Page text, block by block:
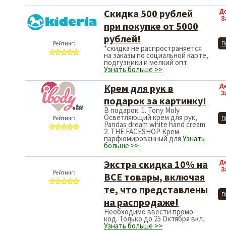
Рейтинг:
Скидка 500 рублей
при покупке от 5000
рублей!
*скидка не распространяется
на заказы по социальной карте,
подгузники и мелкий опт.
Узнать больше >>
Рейтинг:
Крем для рук в
подарок за картинку!
В подарок: 1. Tony Moly
Осветляющий крем для рук,
Pandas dream white hand cream
2. THE FACESHOP Крем
парфюмированный для Узнать
больше >>
Рейтинг:
Экстра скидка 10% на
ВСЕ товары, включая
те, что представлены
на распродаже!
Необходимо ввести промо-
код. Только до 25 Октября вкл.
Узнать больше >>